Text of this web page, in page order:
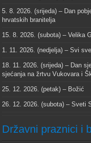
5. 8. 2026. (srijeda) – Dan
hrvatskih branitelja
15. 8. 2026. (subota) – Velika
1. 11. 2026. (nedjelja) – Svi
18. 11. 2026. (srijeda) – Dan
sjećanja na žrtvu Vukovara i
25. 12. 2026. (petak) – Božić
26. 12. 2026. (subota) – Sveti
Državni praznici i